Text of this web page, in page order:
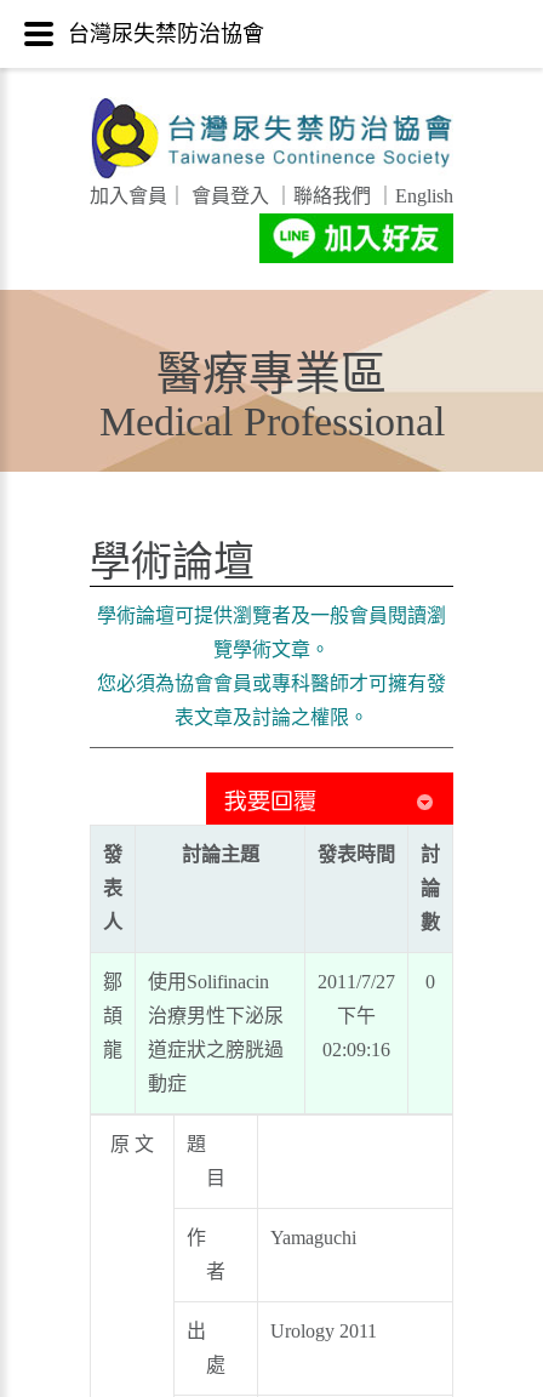
加入會員 會員登入 聯絡我們 English
醫療專業區
Medical Professional
學術論壇
學術論壇可提供瀏覽者及一般會員閱讀瀏
覽學術文章。
您必須為協會會員或專科醫師才可擁有發
表文章及討論之權限。
發
表
人
討論主題 發表時間
討
論
數
鄒
頡
龍
使用Solifinacin
治療男性下泌尿
道症狀之膀胱過
動症
2011/7/27
下午
02:09:16
0
原 文
題
目
作
者
Yamaguchi
出
處
Urology 2011
台灣尿失禁防治協會